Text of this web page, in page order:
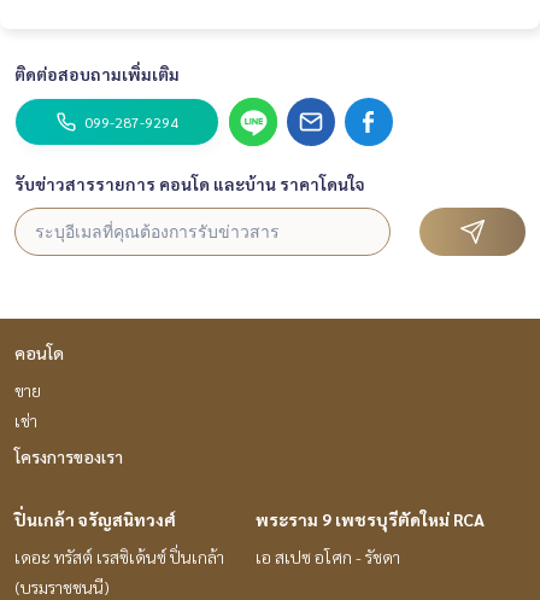
ติดต่อสอบถามเพิ่มเติม
099-287-9294
รับข่าวสารรายการ คอนโด และบ้าน ราคาโดนใจ
คอนโด
ขาย
เช่า
โครงการของเรา
ปิ่นเกล้า จรัญสนิทวงศ์
เดอะ ทรัสต์ เรสซิเด้นซ์ ปิ่นเกล้า
(บรมราชชนนี)
พระราม 9 เพชรบุรีตัดใหม่ RCA
เอ สเปซ อโศก - รัชดา